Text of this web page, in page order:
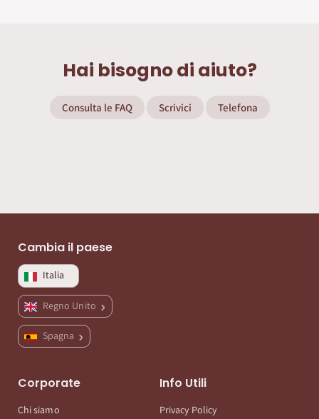
Hai bisogno di aiuto?
Consulta le FAQ Scrivici Telefona
Cambia il paese
Italia
Regno Unito
Spagna
Corporate
Chi siamo
Info Utili
Privacy Policy